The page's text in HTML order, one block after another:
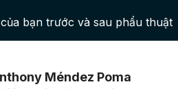
bạn trước và sau phẩu thuật
Méndez Poma